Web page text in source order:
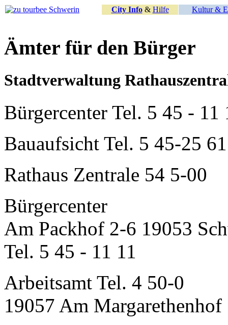
City Info& Hilfe Kultur &
Ämter für den Bürger
Stadtverwaltung
Bürgercenter Tel. 5 45 - 11
Bauaufsicht Tel. 5 45-25 61
Rathaus Zentrale 54 5-00
Bürgercenter
Am Packhof 2-6 19053
Tel. 5 45 - 11 11
Arbeitsamt Tel. 4 50-0
19057 Am Margarethenhof